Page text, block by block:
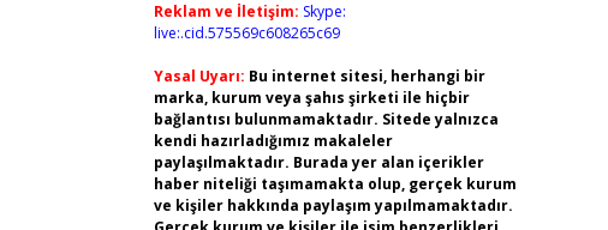
Reklam ve İletişim: Skype:
live:.cid.575569c608265c69
Yasal Uyarı: Bu internet sitesi, herhangi bir
marka, kurum veya şahıs şirketi ile hiçbir
bağlantısı bulunmamaktadır. Sitede yalnızca
kendi hazırladığımız makaleler
paylaşılmaktadır. Burada yer alan içerikler
haber niteliği taşımamakta olup, gerçek kurum
ve kişiler hakkında paylaşım yapılmamaktadır.